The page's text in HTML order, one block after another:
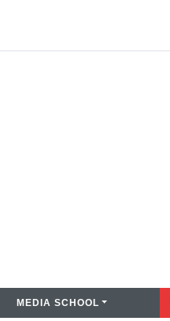
MEDIA SCHOOL